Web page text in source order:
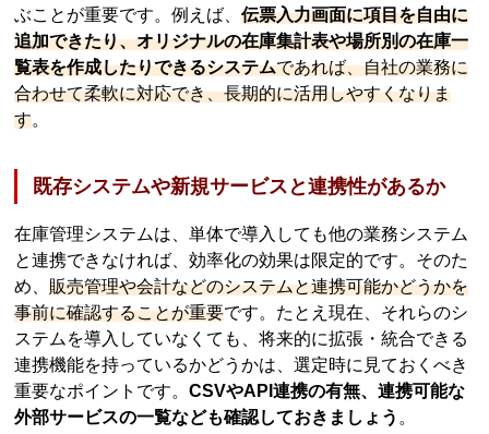
ぶことが重要です。例えば、伝票入力画面に項目を自由に
追加できたり、オリジナルの在庫集計表や場所別の在庫一
覧表を作成したりできるシステムであれば、自社の業務に
合わせて柔軟に対応でき、長期的に活用しやすくなりま
す。
既存システムや新規サービスと連携性があるか
在庫管理システムは、単体で導入しても他の業務システム
と連携できなければ、効率化の効果は限定的です。そのた
め、販売管理や会計などのシステムと連携可能かどうかを
事前に確認することが重要です。たとえ現在、それらのシ
ステムを導入していなくても、将来的に拡張・統合できる
連携機能を持っているかどうかは、選定時に見ておくべき
重要なポイントです。CSVやAPI連携の有無、連携可能な
外部サービスの一覧なども確認しておきましょう 。